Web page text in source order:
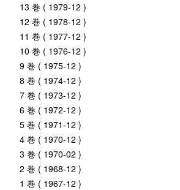
13 巻 ( 1979-12 )
12 巻 ( 1978-12 )
11 巻 ( 1977-12 )
10 巻 ( 1976-12 )
9 巻 ( 1975-12 )
8 巻 ( 1974-12 )
7 巻 ( 1973-12 )
6 巻 ( 1972-12 )
5 巻 ( 1971-12 )
4 巻 ( 1970-12 )
3 巻 ( 1970-02 )
2 巻 ( 1968-12 )
1 巻 ( 1967-12 )